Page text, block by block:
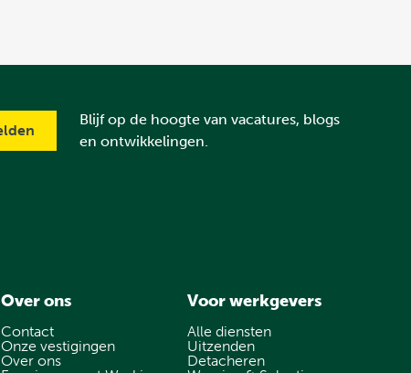
Blijf op de hoogte van vacatures, blogs
en ontwikkelingen.
Over ons
Contact
Onze vestigingen
Over ons
Voor werkgevers
Alle diensten
Uitzenden
Detacheren